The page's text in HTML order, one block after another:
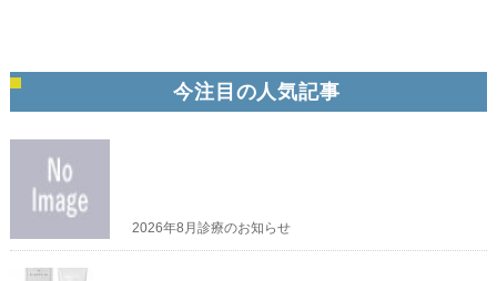
今注目の人気記事
2026年8月診療のお知らせ